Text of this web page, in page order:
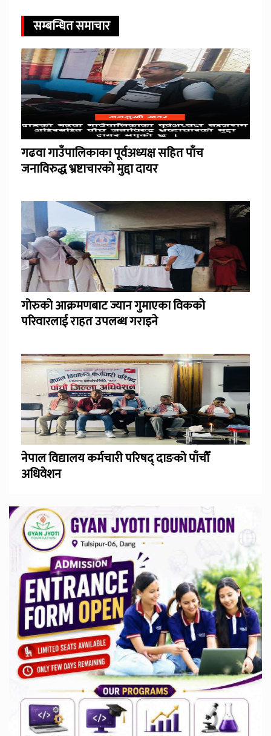
सम्बन्धित समाचार
गढवा गाउँपालिकाका पूर्वअध्यक्ष सहित पाँच
जनाविरुद्ध भ्रष्टाचारको मुद्दा दायर
गोरुको आक्रमणबाट ज्यान गुमाएका विकको
परिवारलाई राहत उपलब्ध गराइने
नेपाल विद्यालय कर्मचारी परिषद् दाङको पाँचौँ
अधिवेशन